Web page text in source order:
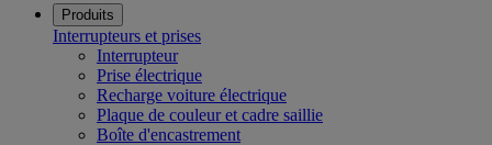
Produits
Interrupteurs et prises
Interrupteur
Prise électrique
Recharge voiture électrique
Plaque de couleur et cadre saillie
Boîte d'encastrement